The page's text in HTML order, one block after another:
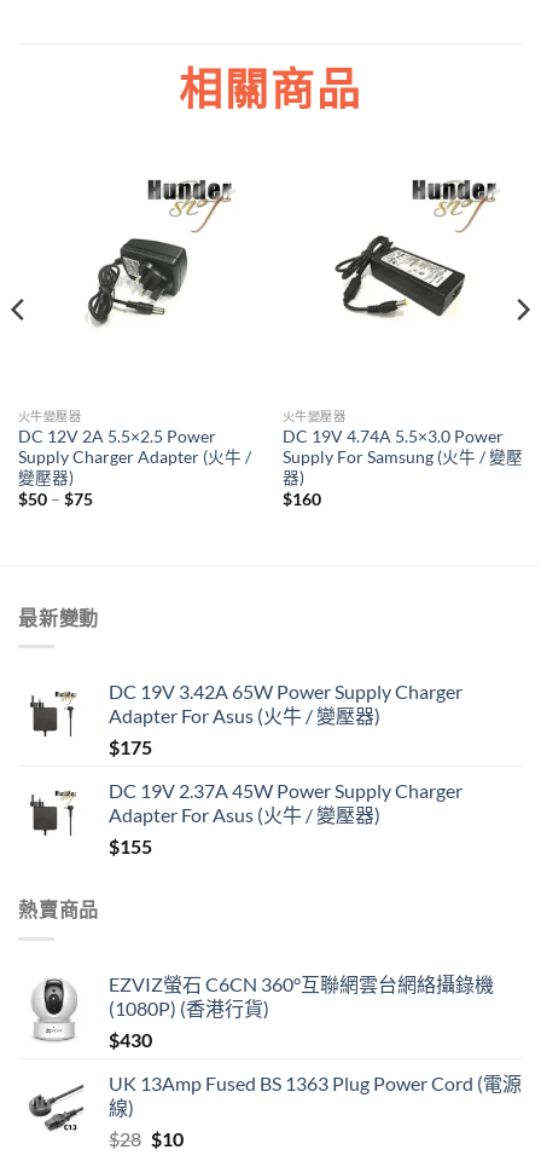
相關商品
火牛變壓器
DC 12V 2A 5.5×2.5 Power
Supply Charger Adapter (火牛 /
變壓器)
$50 – $75Price
火牛變壓器
DC 19V 4.74A 5.5×3.0 Power
Supply For Samsung (火牛 / 變壓
器)
$160
最新變動
DC 19V 3.42A 65W Power Supply Charger
Adapter For Asus (火牛 / 變壓器)
$175
DC 19V 2.37A 45W Power Supply Charger
Adapter For Asus (火牛 / 變壓器)
$155
熱賣商品
EZVIZ螢石 C6CN 360°互聯網雲台網絡攝錄機
(1080P) (香港行貨)
$430
UK 13Amp Fused BS 1363 Plug Power Cord (電源
線)
$28 Original
$10Current